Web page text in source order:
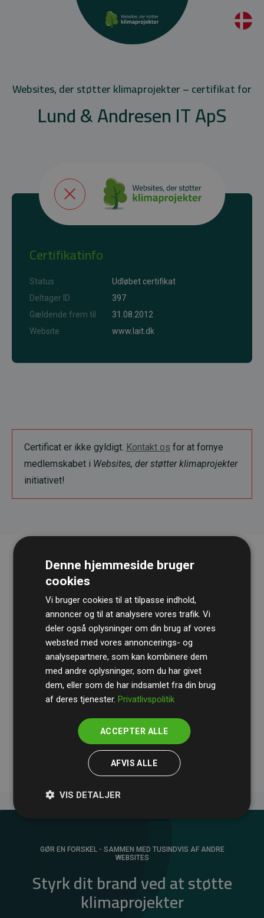
Websites, der støtter klimaprojekter – certifikat for
Lund & Andresen IT ApS
Certifikatinfo
Status
Udløbet certifikat
Deltager ID
397
Gældende frem til
31.08.2012
Website
www.lait.dk
Certificat er ikke gyldigt. Kontakt os for at fornye
medlemskabet i Websites, der støtter klimaprojekter
initiativet!
RevisionshusetBDOgennemgår løbende vores
beregninger og metode for at sikre gennemsigtighed
og pålidelighed.
Deres revision dokumenterer, at vores investeringer i
medlemmernes websites estimerede CO₂-
GØR EN FORSKEL - SAMMEN MED TUSINDVIS AF ANDRE
WEBSITES
Styrk dit brand ved at støtte
klimaprojekter
Denne hjemmeside bruger
cookies
Vi bruger cookies til at tilpasse indhold,
annoncer og til at analysere vores trafik. Vi
deler også oplysninger om din brug af vores
websted med vores annoncerings- og
analysepartnere, som kan kombinere dem
med andre oplysninger, som du har givet
dem, eller som de har indsamlet fra din brug
af deres tjenester.Privatlivspolitik
ACCEPTER ALLE
AFVIS ALLE
VIS DETALJER